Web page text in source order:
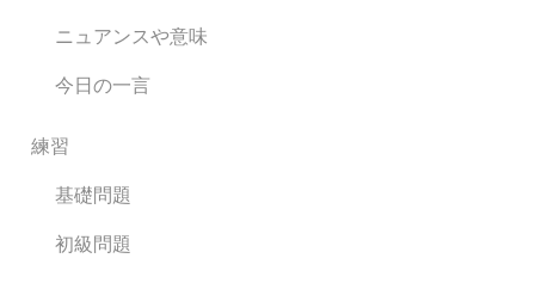
ニュアンスや意味
今日の一言
練習
基礎問題
初級問題